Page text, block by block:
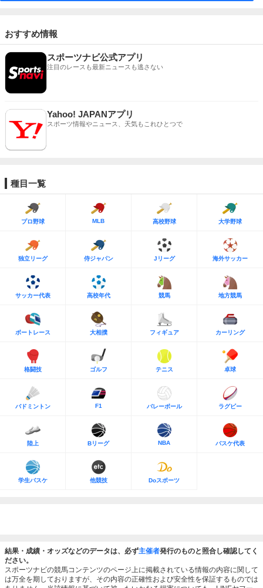
おすすめ情報
スポーツナビ公式アプリ
注目のレースも最新ニュースも逃さない
Yahoo! JAPANアプリ
スポーツ情報やニュース、天気もこれひとつで
種目一覧
プロ野球 MLB 高校野球 大学野球
独立リーグ 侍ジャパン Jリーグ 海外サッカー
サッカー代表 高校年代 競馬 地方競馬
ボートレース 大相撲 フィギュア カーリング
格闘技 ゴルフ テニス 卓球
バドミントン F1 バレーボール ラグビー
陸上 Bリーグ NBA バスケ代表
学生バスケ 他競技 Doスポーツ
結果・成績・オッズなどのデータは、必ず主催者発行のものと照合し確認してく
ださい。
スポーツナビの競馬コンテンツのページ上に掲載されている情報の内容に関して
は万全を期しておりますが、その内容の正確性および安全性を保証するものでは